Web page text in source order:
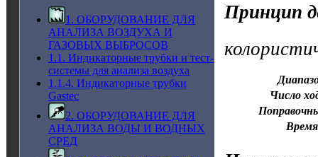
1. ОБОРУДОВАНИЕ ДЛЯ
АНАЛИЗА ВОЗДУХА И
ГАЗОВЫХ ВЫБРОСОВ
1.1. Индикаторные трубки и тест-
системы для анализа воздуха
1.1.4. Индикаторные трубки
Gastec
2. ОБОРУДОВАНИЕ ДЛЯ
АНАЛИЗА ВОДЫ И ВОДНЫХ
СРЕД
Принцип
Число